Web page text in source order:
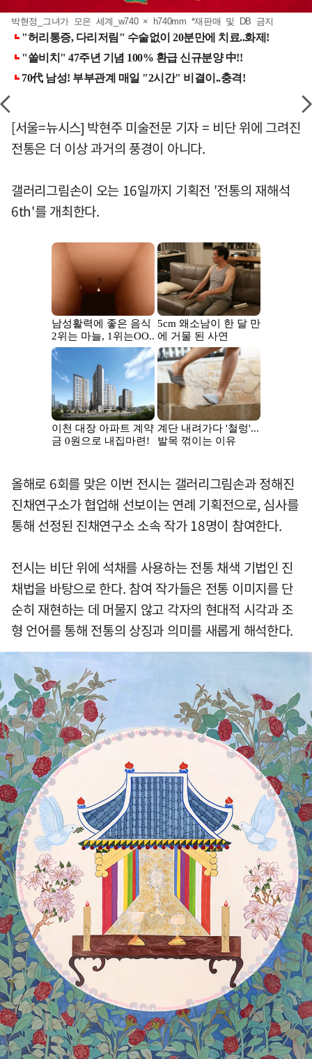
박현정_그녀가 모은 세계_w740 × h740mm *재판매 및 DB 금지
[서울=뉴시스] 박현주 미술전문 기자 = 비단 위에 그려진
전통은 더 이상 과거의 풍경이 아니다.
갤러리그림손이 오는 16일까지 기획전 '전통의 재해석
6th'를 개최한다.
올해로 6회를 맞은 이번 전시는 갤러리그림손과 정해진
진채연구소가 협업해 선보이는 연례 기획전으로, 심사를
통해 선정된 진채연구소 소속 작가 18명이 참여한다.
전시는 비단 위에 석채를 사용하는 전통 채색 기법인 진
채법을 바탕으로 한다. 참여 작가들은 전통 이미지를 단
순히 재현하는 데 머물지 않고 각자의 현대적 시각과 조
형 언어를 통해 전통의 상징과 의미를 새롭게 해석한다.